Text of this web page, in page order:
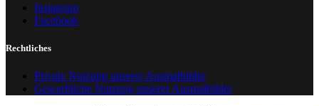
Instagram
Facebook
Rechtliches
Private Nutzung unserer Ausmalbilder
Gewerbliche Nutzung unserer Ausmalbilder